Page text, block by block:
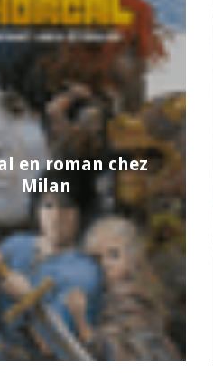
en roman chez
Milan